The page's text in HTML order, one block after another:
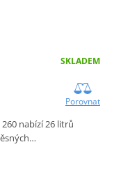
SKLADEM
Porovnat
nabízí 26 litrů